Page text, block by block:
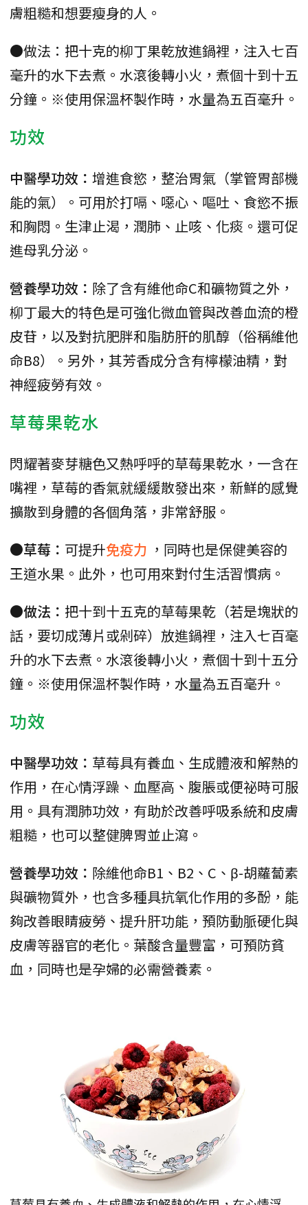
膚粗糙和想要瘦身的人。
●做法：把十克的柳丁果乾放進鍋裡，注入七百
毫升的水下去煮。水滾後轉小火，煮個十到十五
分鐘。※使用保溫杯製作時，水量為五百毫升。
功效
中醫學功效： 增進食慾，整治胃氣（掌管胃部機
能的氣）。可用於打嗝、噁心、嘔吐、食慾不振
和胸悶。生津止渴，潤肺、止咳、化痰。還可促
進母乳分泌。
營養學功效： 除了含有維他命C和礦物質之外，
柳丁最大的特色是可強化微血管與改善血流的橙
皮苷，以及對抗肥胖和脂肪肝的肌醇（俗稱維他
命B8）。另外，其芳香成分含有檸檬油精，對
神經疲勞有效。
草莓果乾水
閃耀著麥芽糖色又熱呼呼的草莓果乾水，一含在
嘴裡，草莓的香氣就緩緩散發出來，新鮮的感覺
擴散到身體的各個角落，非常舒服。
●草莓： 可提升免疫力 ，同時也是保健美容的
王道水果。此外，也可用來對付生活習慣病。
●做法： 把十到十五克的草莓果乾（若是塊狀的
話，要切成薄片或剁碎）放進鍋裡，注入七百毫
升的水下去煮。水滾後轉小火，煮個十到十五分
鐘。※使用保溫杯製作時，水量為五百毫升。
功效
中醫學功效： 草莓具有養血、生成體液和解熱的
作用，在心情浮躁、血壓高、腹脹或便祕時可服
用。具有潤肺功效，有助於改善呼吸系統和皮膚
粗糙，也可以整健脾胃並止瀉。
營養學功效： 除維他命B1、B2、C、β-胡蘿蔔素
與礦物質外，也含多種具抗氧化作用的多酚，能
夠改善眼睛疲勞、提升肝功能，預防動脈硬化與
皮膚等器官的老化。葉酸含量豐富，可預防貧
血，同時也是孕婦的必需營養素。